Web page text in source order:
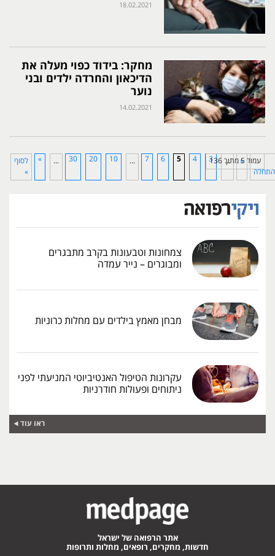
18.02.2021
מחקר: בידוד כפוי מעלה את
הדיכאון והחרדה ילדים ובני
נוער
14.02.2021
עמוד 5 מתוך 136 «
...
3
4
5
6
7
...
10
20
30
...
»
לסוף
»
צמחונות וטבעונות בקרב מתבגרים
ומבוגרים – נייר עמדה
מבחן מאמץ בילדים עם מחלות כרוניות
עקרונות הטיפול האנטיביוטי המניעתי לפני
ניתוחים ופעולות חודרניות
ראו עוד
אתר הרפואה של ישראל
חדשות, מחקרים, רופאים, מחלות ותרופות